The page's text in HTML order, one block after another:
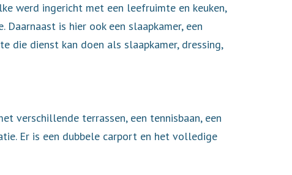
werd ingericht met een leefruimte en keuken,
is hier ook een slaapkamer, een
die dienst kan doen als slaapkamer, dressing,
verschillende terrassen, een tennisbaan, een
Er is een dubbele carport en het volledige